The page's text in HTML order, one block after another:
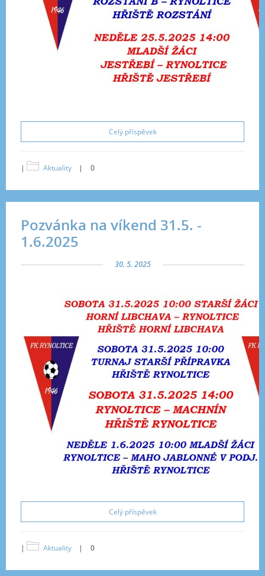
Celý příspěvek
| Aktuality | 0
Pozvánka na víkend 31.5. -
1.6.2025
30. 5. 2025
Celý příspěvek
| Aktuality | 0